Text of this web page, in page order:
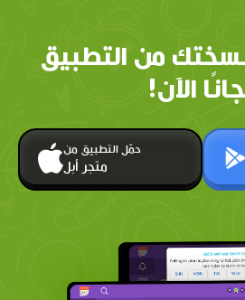
من التطبيق
الآن!
حمّل التطبيق من
متجر أبل